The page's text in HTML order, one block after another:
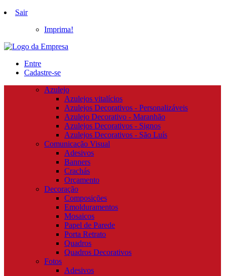
Sair
Imprima!
Entre
Cadastre-se
Azulejo
Azulejos vitalícios
Azulejos Decorativos - Personalizáveis
Azulejo Decorativo - Maranhão
Azulejos Decorativos - Signos
Azulejos Decorativos - São Luís
Comunicação Visual
Adesivos
Banners
Crachás
Orçamento
Decoração
Composições
Emolduramentos
Mosaicos
Papel de Parede
Porta Retrato
Quadros
Quadros Decorativos
Fotos
Adesivos